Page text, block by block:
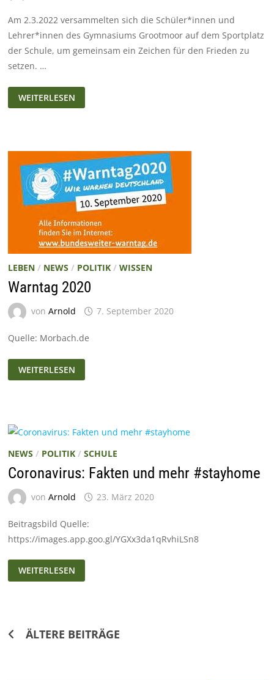
Am 2.3.2022 versammelten sich die Schüler*innen und
Lehrer*innen des Gymnasiums Grootmoor auf dem Sportplatz
der Schule, um gemeinsam ein Zeichen für den Frieden zu
setzen. …
EINE
FRIEDENSAKTION
VOM
WEITERLESEN
LEBEN/ NEWS / POLITIK/ WISSEN
Warntag 2020
von Arnold 7. September 2020
Quelle: Morbach.de
WARNTAG
2020
WEITERLESEN
NEWS / POLITIK/ SCHULE
Coronavirus: Fakten und mehr #stayhome
von Arnold 23. März 2020
Beitragsbild Quelle:
https://images.app.goo.gl/YGXx3da1qRvhiLSn8
CORONAVIRUS:
FAKTEN
UND
WEITERLESEN
Beitragsnavigation
ÄLTERE BEITRÄGE